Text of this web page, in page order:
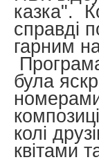
казка".
справді
гарним
була
колі
квітами